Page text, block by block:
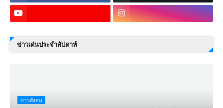
ข่าวเด่นประจำสัปดาห์
ข่าวสังคม